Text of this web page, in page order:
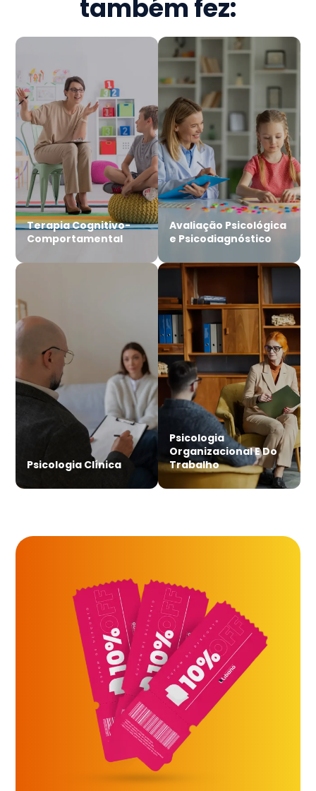
também fez:
Terapia Cognitivo-
Comportamental
Avaliação Psicológica
e Psicodiagnóstico
Psicologia Clínica
Psicologia
Organizacional E Do
Trabalho